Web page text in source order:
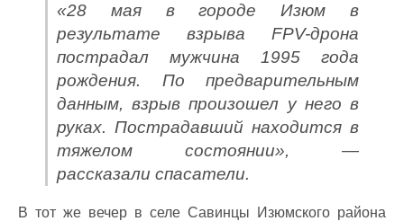
«28 мая в городе Изюм в
результате взрыва FPV-дрона
пострадал мужчина 1995 года
рождения. По предварительным
данным, взрыв произошел у него в
руках. Пострадавший находится в
тяжелом состоянии», —
рассказали спасатели.
В тот же вечер в селе Савинцы Изюмского района